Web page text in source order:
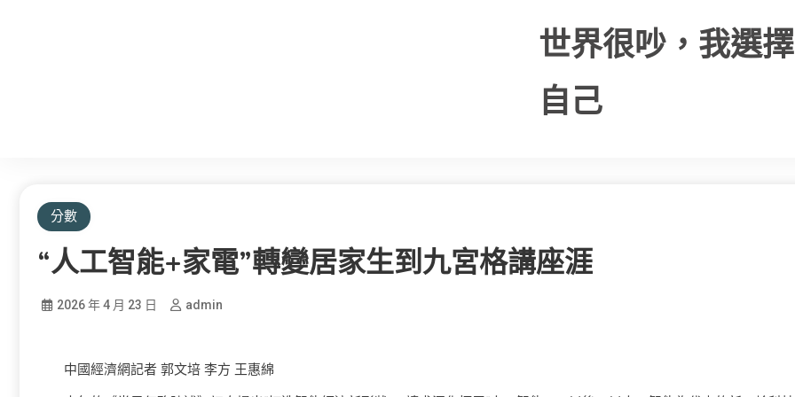
世界很吵，我選
自己
分數
“人工智能+家電”轉變居家生到九宮格講座涯
2026 年 4 月 23 日 admin
中國經濟網記者 郭文培 李方 王惠綿